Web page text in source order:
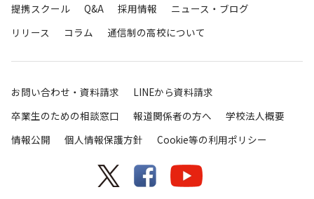
提携スクール Q&A 採用情報
ニュース・ブログ
リリース
コラム 通信制の高校について
お問い合わせ・資料請求
LINEから資料請求
卒業生のための相談窓口
報道関係者の方へ
学校法人概要
情報公開
個人情報保護方針 Cookie等の利用ポリシー